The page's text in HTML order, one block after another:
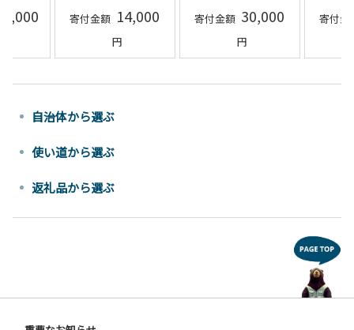
14,000 30,000
自治体から選ぶ
使い道から選ぶ
返礼品から選ぶ